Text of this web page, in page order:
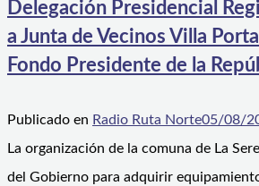
Delegación Presidencial
a Junta de Vecinos Villa
Fondo Presidente de la
Publicado en Radio Ruta Norte05/08/
La organización de la comuna de La
del Gobierno para adquirir